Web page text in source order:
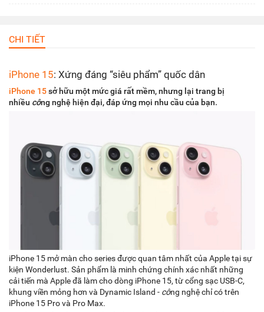
CHI TIẾT
iPhone 15: Xứng đáng “siêu phẩm” quốc dân
iPhone 15sở hữu một mức giá rất mềm, nhưng lại trang bị
nhiều công nghệ hiện đại, đáp ứng mọi nhu cầu của bạn.
iPhone 15 mở màn cho series được quan tâm nhất của Apple tại sự
kiện Wonderlust. Sản phẩm là minh chứng chính xác nhất những
cải tiến mà Apple đã làm cho dòng iPhone 15, từ cổng sạc USB-C,
khung viền mỏng hơn và Dynamic Island - công nghệ chỉ có trên
iPhone 15 Pro và Pro Max.